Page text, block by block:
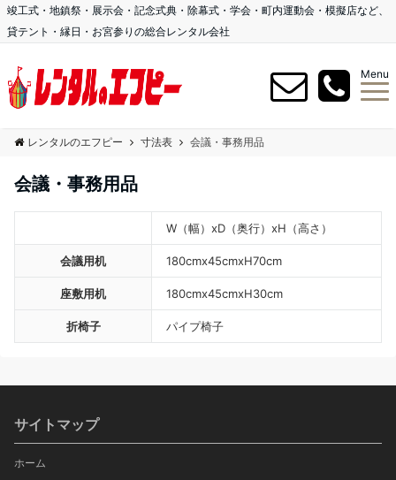
竣工式・地鎮祭・展示会・記念式典・除幕式・学会・町内運動会・模擬店など、
貸テント・縁日・お宮参りの総合レンタル会社
Menu
レンタルのエフピー 寸法表 会議・事務用品
会議・事務用品
W（幅）xD（奥行）xH（高さ）
会議用机 180cmx45cmxH70cm
座敷用机 180cmx45cmxH30cm
折椅子 パイプ椅子
サイトマップ
ホーム